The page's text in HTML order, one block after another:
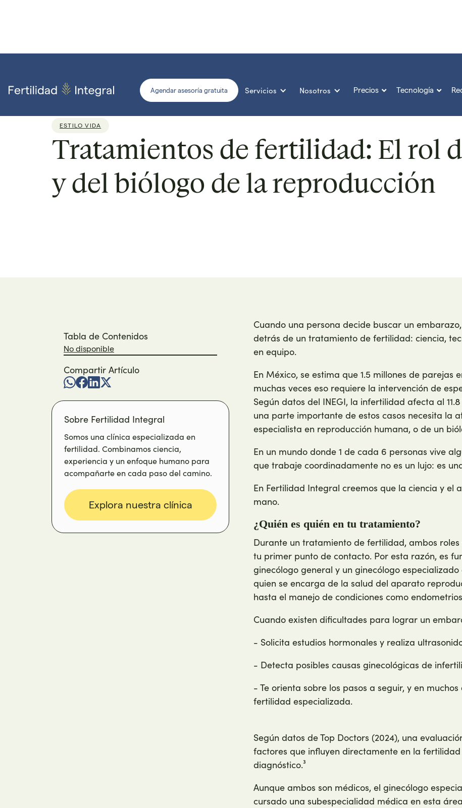
Agendar asesoría gratuita Servicios Nosotros Precios  Tecnología 
ESTILO VIDA
Tratamientos de fertilidad: El rol
y del biólogo de la reproducción
Tabla de Contenidos
No disponible
Compartir Artículo
Sobre Fertilidad Integral
Somos una clínica especializada en
fertilidad. Combinamos ciencia,
experiencia y un enfoque humano para
acompañarte en cada paso del camino.
Explora nuestra clínica
Cuando una persona decide buscar un
detrás de un tratamiento de fertilidad: ciencia,
en equipo.
En México, se estima que 1.5 millones de
muchas veces eso requiere la intervención de
Según datos del INEGI, la infertilidad afecta al
una parte importante de estos casos necesita la
especialista en reproducción humana, o de un
En un mundo donde 1 de cada 6 personas vive
que trabaje coordinadamente no es un lujo: es
En Fertilidad Integral creemos que la ciencia y el
mano.
¿Quién es quién en tu tratamiento?
Durante un tratamiento de fertilidad, ambos
tu primer punto de contacto. Por esta razón, es
ginecólogo general y un ginecólogo
quien se encarga de la salud del aparato
hasta el manejo de condiciones como
Cuando existen dificultades para lograr un
- Solicita estudios hormonales y realiza
- Detecta posibles causas ginecológicas de
- Te orienta sobre los pasos a seguir, y en
fertilidad especializada.
Según datos de Top Doctors (2024), una
factores que influyen directamente en la
diagnóstico.³
Aunque ambos son médicos, el ginecólogo
cursado una subespecialidad médica en esta